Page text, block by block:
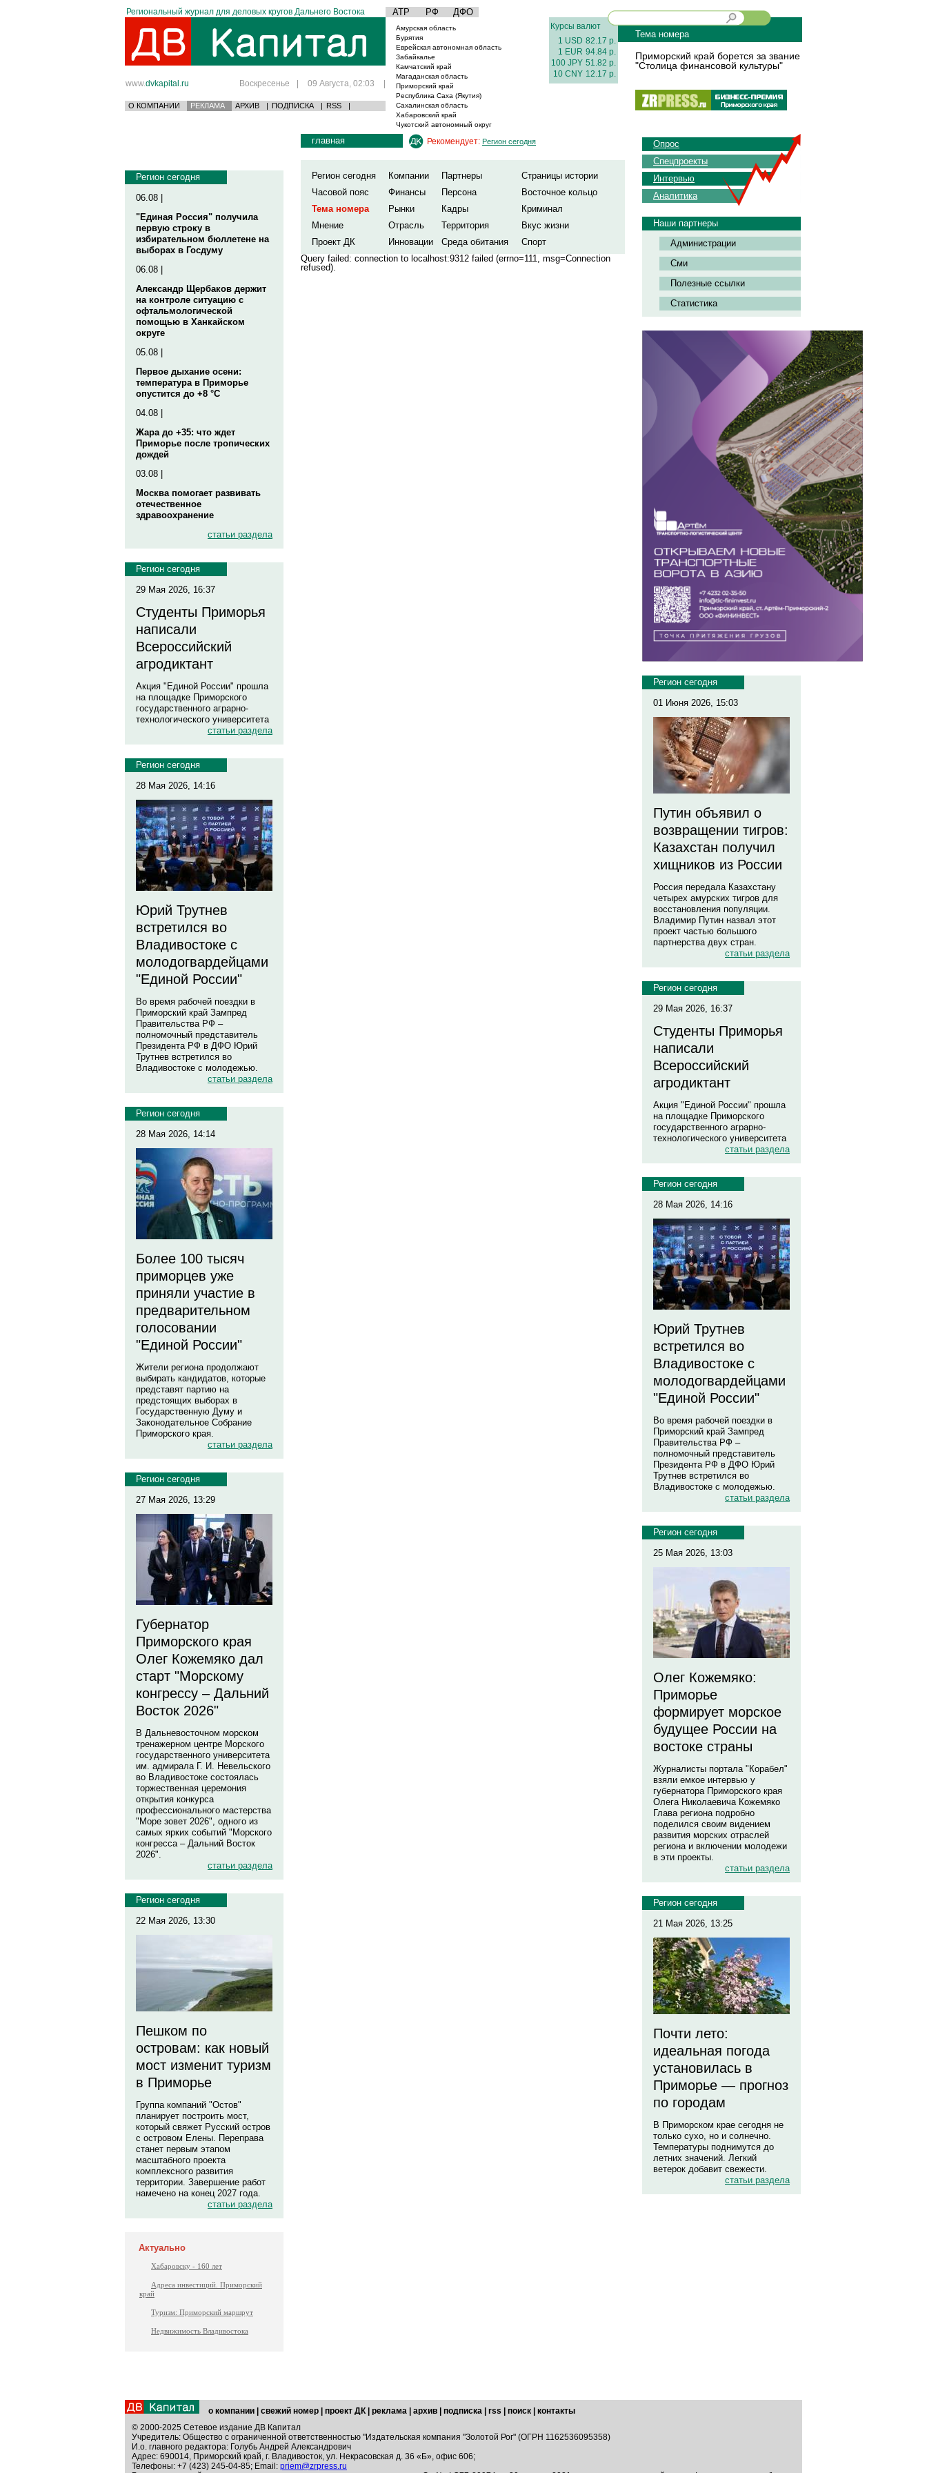
Региональный журнал для деловых кругов Дальнего Востока АТР РФ ДФО
www.dvkapital.ru Воскресенье | 09 Августа, 02:03 |
О КОМПАНИИ РЕКЛАМА АРХИВ | ПОДПИСКА | RSS |
Амурская область
Бурятия
Еврейская автономная область
Забайкалье
Камчатский край
Магаданская область
Приморский край
Республика Саха (Якутия)
Сахалинская область
Хабаровский край
Чукотский автономный округ
Курсы валют
1 USD 82.17 р.
1 EUR 94.84 р.
100 JPY 51.82 р.
10 CNY 12.17 р.
Тема номера
Приморский край борется за звание
"Столица финансовой культуры"
Регион сегодня
06.08 |
"Единая Россия" получила
первую строку в
избирательном бюллетене на
выборах в Госдуму
06.08 |
Александр Щербаков держит
на контроле ситуацию с
офтальмологической
помощью в Ханкайском
округе
05.08 |
Первое дыхание осени:
температура в Приморье
опустится до +8 °C
04.08 |
Жара до +35: что ждет
Приморье после тропических
дождей
03.08 |
Москва помогает развивать
отечественное
здравоохранение
статьи раздела
Регион сегодня
29 Мая 2026, 16:37
Студенты Приморья
написали
Всероссийский
агродиктант
Акция "Единой России" прошла
на площадке Приморского
государственного аграрно-
технологического университета
статьи раздела
Регион сегодня
28 Мая 2026, 14:16
Юрий Трутнев
встретился во
Владивостоке с
молодогвардейцами
"Единой России"
Во время рабочей поездки в
Приморский край Зампред
Правительства РФ –
полномочный представитель
Президента РФ в ДФО Юрий
Трутнев встретился во
Владивостоке с молодежью.
статьи раздела
Регион сегодня
28 Мая 2026, 14:14
Более 100 тысяч
приморцев уже
приняли участие в
предварительном
голосовании
"Единой России"
Жители региона продолжают
выбирать кандидатов, которые
представят партию на
предстоящих выборах в
Государственную Думу и
Законодательное Собрание
Приморского края.
статьи раздела
Регион сегодня
27 Мая 2026, 13:29
Губернатор
Приморского края
Олег Кожемяко дал
старт "Морскому
конгрессу – Дальний
Восток 2026"
В Дальневосточном морском
тренажерном центре Морского
государственного университета
им. адмирала Г. И. Невельского
во Владивостоке состоялась
торжественная церемония
открытия конкурса
профессионального мастерства
"Море зовет 2026", одного из
самых ярких событий "Морского
конгресса – Дальний Восток
2026".
статьи раздела
Регион сегодня
22 Мая 2026, 13:30
Пешком по
островам: как новый
мост изменит туризм
в Приморье
Группа компаний "Остов"
планирует построить мост,
который свяжет Русский остров
с островом Елены. Переправа
станет первым этапом
масштабного проекта
комплексного развития
территории. Завершение работ
намечено на конец 2027 года.
статьи раздела
Актуально
Хабаровску - 160 лет
Адреса инвестиций. Приморский
край
Туризм: Приморский маршрут
Недвижимость Владивостока
главная Рекомендует: Регион сегодня
Регион сегодня Компании Партнеры
Страницы истории
Часовой пояс
Финансы Персона
Восточное кольцо
Тема номера
Рынки Кадры
Криминал
Мнение
Отрасль Территория
Вкус жизни
Проект ДК
Инновации Среда обитания
Спорт
Query failed: connection to localhost:9312 failed (errno=111, msg=Connection
refused).
Опрос
Спецпроекты
Интервью
Аналитика
Наши партнеры
Администрации
Сми
Полезные ссылки
Статистика
Регион сегодня
01 Июня 2026, 15:03
Путин объявил о
возвращении тигров:
Казахстан получил
хищников из России
Россия передала Казахстану
четырех амурских тигров для
восстановления популяции.
Владимир Путин назвал этот
проект частью большого
партнерства двух стран.
статьи раздела
Регион сегодня
29 Мая 2026, 16:37
Студенты Приморья
написали
Всероссийский
агродиктант
Акция "Единой России" прошла
на площадке Приморского
государственного аграрно-
технологического университета
статьи раздела
Регион сегодня
28 Мая 2026, 14:16
Юрий Трутнев
встретился во
Владивостоке с
молодогвардейцами
"Единой России"
Во время рабочей поездки в
Приморский край Зампред
Правительства РФ –
полномочный представитель
Президента РФ в ДФО Юрий
Трутнев встретился во
Владивостоке с молодежью.
статьи раздела
Регион сегодня
25 Мая 2026, 13:03
Олег Кожемяко:
Приморье
формирует морское
будущее России на
востоке страны
Журналисты портала "Корабел"
взяли емкое интервью у
губернатора Приморского края
Олега Николаевича Кожемяко
Глава региона подробно
поделился своим видением
развития морских отраслей
региона и включении молодежи
в эти проекты.
статьи раздела
Регион сегодня
21 Мая 2026, 13:25
Почти лето:
идеальная погода
установилась в
Приморье — прогноз
по городам
В Приморском крае сегодня не
только сухо, но и солнечно.
Температуры поднимутся до
летних значений. Легкий
ветерок добавит свежести.
статьи раздела
о компании свежий номер проект ДК реклама архив подписка rss поиск
контакты
© 2000-2025 Сетевое издание ДВ Капитал
Учредитель: Общество с ограниченной ответственностью "Издательская компания "Золотой Рог" (ОГРН 1162536095358)
И.о. главного редактора: Голубь Андрей Александрович
Адрес: 690014, Приморский край, г. Владивосток, ул. Некрасовская д. 36 «Б», офис 606;
Телефоны: +7 (423) 245-04-85; Email: priem@zrpress.ru